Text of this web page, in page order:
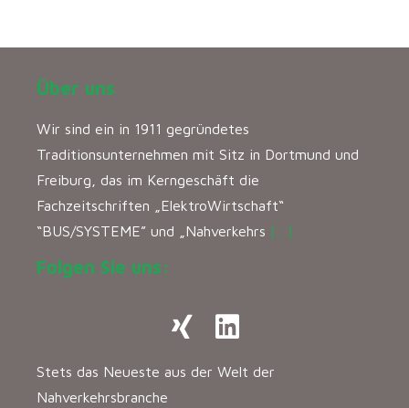
Über uns
Wir sind ein in 1911 gegründetes
Traditionsunternehmen mit Sitz in Dortmund und
Freiburg, das im Kerngeschäft die
Fachzeitschriften „ElektroWirtschaft“
“BUS/SYSTEME” und „Nahverkehrs […]
Folgen Sie uns:
Stets das Neueste aus der Welt der
Nahverkehrsbranche